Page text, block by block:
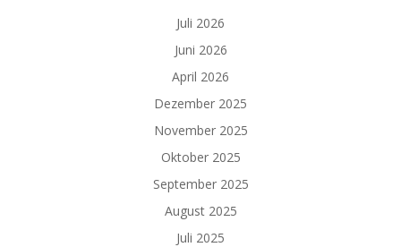
Juli 2026
Juni 2026
April 2026
Dezember 2025
November 2025
Oktober 2025
September 2025
August 2025
Juli 2025